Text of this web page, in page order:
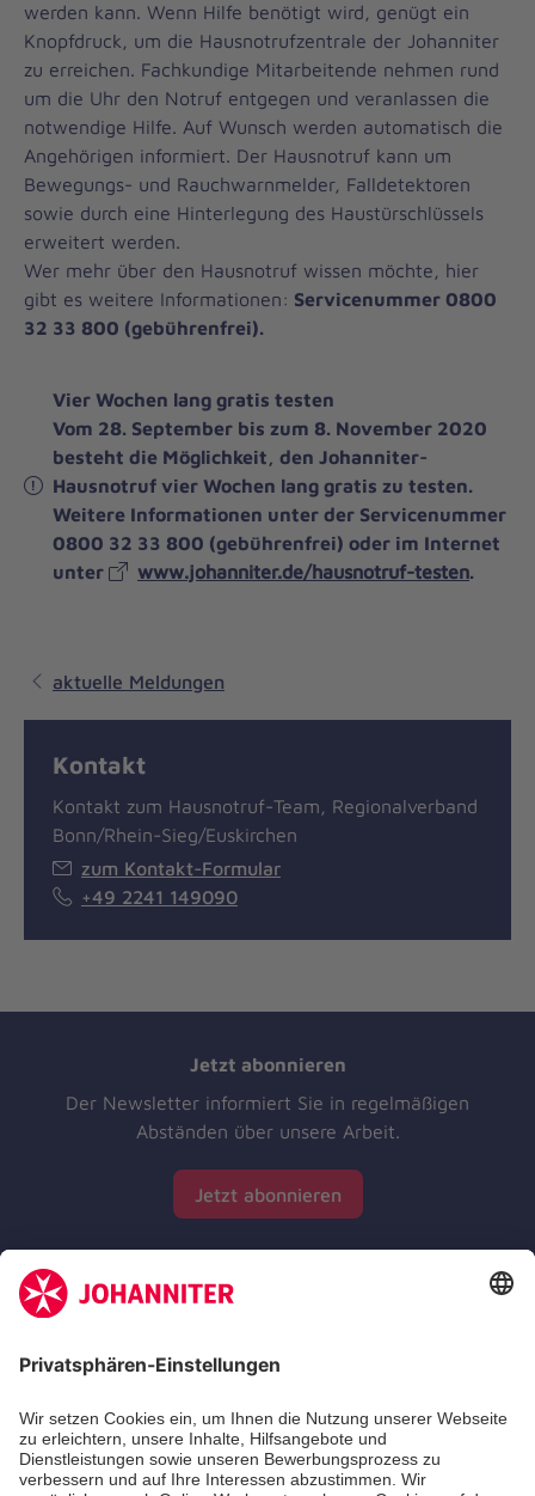
werden kann. Wenn Hilfe benötigt wird, genügt ein
Knopfdruck, um die Hausnotrufzentrale der Johanniter
zu erreichen. Fachkundige Mitarbeitende nehmen rund
um die Uhr den Notruf entgegen und veranlassen die
notwendige Hilfe. Auf Wunsch werden automatisch die
Angehörigen informiert. Der Hausnotruf kann um
Bewegungs- und Rauchwarnmelder, Falldetektoren
sowie durch eine Hinterlegung des Haustürschlüssels
erweitert werden.
Wer mehr über den Hausnotruf wissen möchte, hier
gibt es weitere Informationen: Servicenummer 0800
32 33 800 (gebührenfrei).
Vier Wochen lang gratis testen
Vom 28. September bis zum 8. November 2020
besteht die Möglichkeit, den Johanniter-
Hausnotruf vier Wochen lang gratis zu testen.
Weitere Informationen unter der Servicenummer
0800 32 33 800 (gebührenfrei) oder im Internet
unter
www.johanniter.de/hausnotruf-testen.
aktuelle Meldungen
Kontakt
Kontakt zum Hausnotruf-Team, Regionalverband
Bonn/Rhein-Sieg/Euskirchen
zum Kontakt-Formular
+49 2241 149090
Jetzt abonnieren
Der Newsletter informiert Sie in regelmäßigen
Abständen über unsere Arbeit.
Jetzt abonnieren
Zertifizierung der Johanniter-Unfall-Hilfe e.V.
Die Johanniter GmbH führt das Spendenzertifikat
des Deutschen Spendenrats e.V.